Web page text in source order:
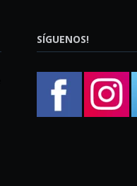
SÍGUENOS!